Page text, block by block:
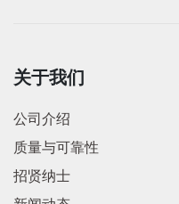
关于我们
公司介绍
质量与可靠性
招贤纳士